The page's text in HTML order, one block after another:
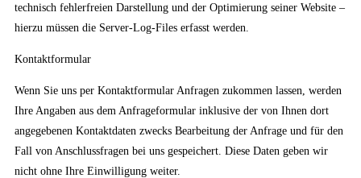
technisch fehlerfreien Darstellung und der Optimierung seiner Website –
hierzu müssen die Server-Log-Files erfasst werden.
Kontaktformular
Wenn Sie uns per Kontaktformular Anfragen zukommen lassen, werden
Ihre Angaben aus dem Anfrageformular inklusive der von Ihnen dort
angegebenen Kontaktdaten zwecks Bearbeitung der Anfrage und für den
Fall von Anschlussfragen bei uns gespeichert. Diese Daten geben wir
nicht ohne Ihre Einwilligung weiter.